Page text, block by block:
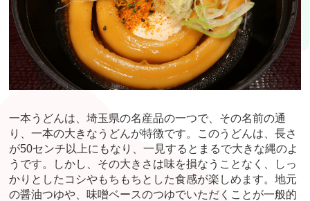
一本うどんは、埼玉県の名産品の一つで、その名前の通
り、一本の大きなうどんが特徴です。このうどんは、長さ
が50センチ以上にもなり、一見するとまるで大きな縄のよ
うです。しかし、その大きさは味を損なうことなく、しっ
かりとしたコシやもちもちとした食感が楽しめます。地元
の醤油つゆや、味噌ベースのつゆでいただくことが一般的